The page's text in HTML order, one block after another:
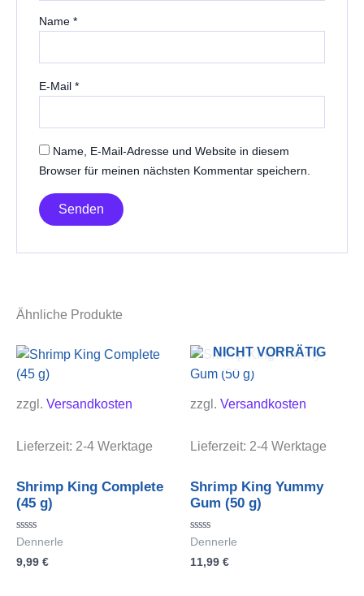
Name *
E-Mail *
Name, E-Mail-Adresse und Website in diesem
Browser für meinen nächsten Kommentar speichern.
Ähnliche Produkte
zzgl. Versandkosten
Lieferzeit: 2-4 Werktage
Shrimp King Complete
(45 g)
Bewertet
0
Dennerle
9,99 €
NICHT VORRÄTIG
zzgl. Versandkosten
Lieferzeit: 2-4 Werktage
Shrimp King Yummy
Gum (50 g)
Bewertet
0
Dennerle
11,99 €